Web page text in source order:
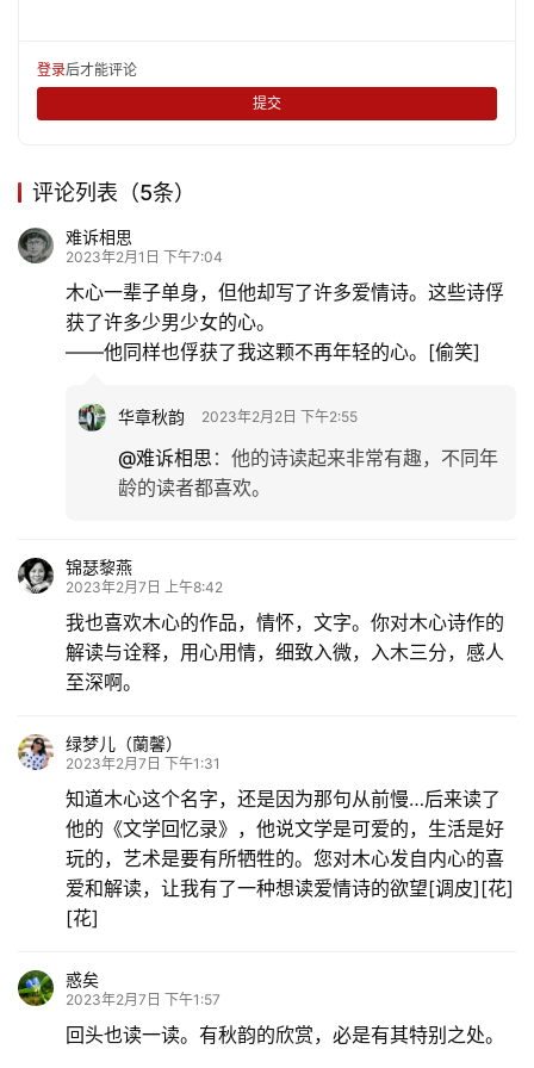
登录后才能评论
提交
评论列表（5条）
难诉相思
2023年2月1日 下午7:04
木心一辈子单身，但他却写了许多爱情诗。这些诗俘
获了许多少男少女的心。
——他同样也俘获了我这颗不再年轻的心。[偷笑]
华章秋韵 2023年2月2日 下午2:55
@难诉相思 ： 他的诗读起来非常有趣，不同年
龄的读者都喜欢。
锦瑟黎燕
2023年2月7日 上午8:42
我也喜欢木心的作品，情怀，文字。你对木心诗作的
解读与诠释，用心用情，细致入微，入木三分，感人
至深啊。
绿梦儿（蘭馨）
2023年2月7日 下午1:31
知道木心这个名字，还是因为那句从前慢…后来读了
他的《文学回忆录》，他说文学是可爱的，生活是好
玩的，艺术是要有所牺牲的。您对木心发自内心的喜
爱和解读，让我有了一种想读爱情诗的欲望[调皮][花]
[花]
惑矣
2023年2月7日 下午1:57
回头也读一读。有秋韵的欣赏，必是有其特别之处。